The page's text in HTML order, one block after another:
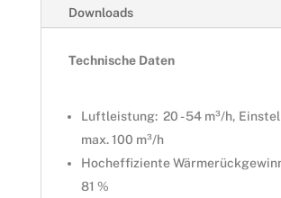
Downloads
Technische Daten
Luftleistung: 20 - 54 m³/h,
max. 100 m³/h
Hocheffiziente
81 %